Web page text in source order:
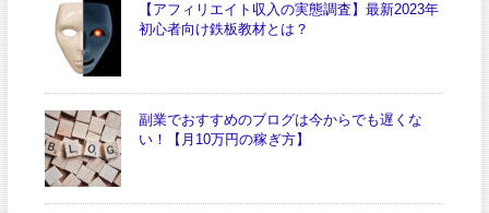
【アフィリエイト収入の実態調査】最新2023年
初心者向け鉄板教材とは？
副業でおすすめのブログは今からでも遅くな
い！【月10万円の稼ぎ方】